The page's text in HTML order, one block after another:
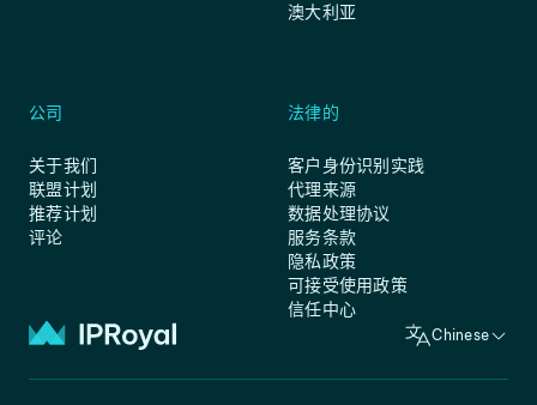
澳大利亚
公司
关于我们
联盟计划
推荐计划
评论
法律的
客户身份识别实践
代理来源
数据处理协议
服务条款
隐私政策
可接受使用政策
信任中心
Chinese